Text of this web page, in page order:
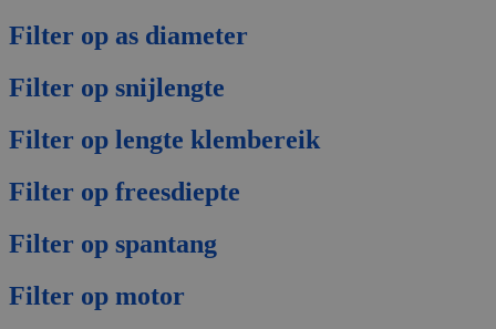
Filter op as diameter
Filter op snijlengte
Filter op lengte klembereik
Filter op freesdiepte
Filter op spantang
Filter op motor